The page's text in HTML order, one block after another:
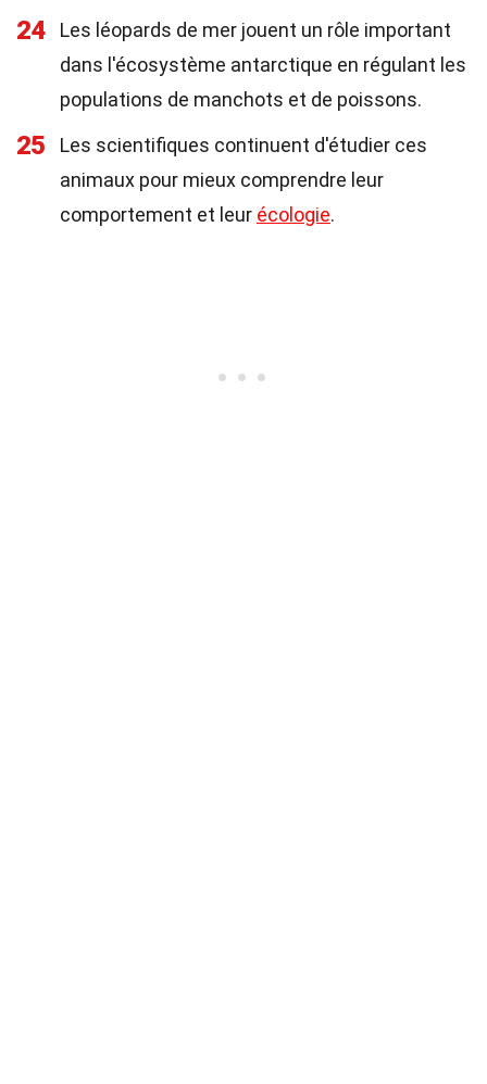
24
Les léopards de mer jouent un rôle important
dans l'écosystème antarctique en régulant les
populations de manchots et de poissons.
25
Les scientifiques continuent d'étudier ces
animaux pour mieux comprendre leur
comportement et leur écologie.